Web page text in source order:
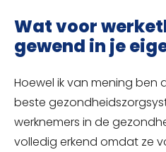
Wat voor
gewend in je
Hoewel ik van mening ben
beste
werknemers in de
volledig erkend omdat ze